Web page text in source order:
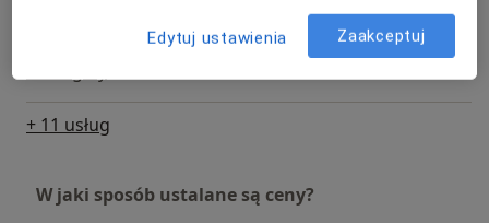
+ 11 usług
W jaki sposób ustalane są ceny?
Edytuj ustawienia Zaakceptuj